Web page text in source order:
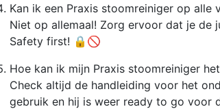
Kan ik een Praxis stoomreiniger op alle
Niet op allemaal! Zorg ervoor dat je de
Safety first! 🔒🚫
Hoe kan ik mijn Praxis stoomreiniger
Check altijd de handleiding voor het
gebruik en hij is weer ready to go voor